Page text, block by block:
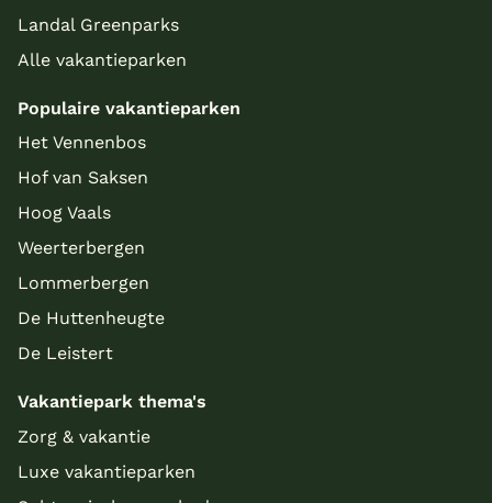
Landal Greenparks
Alle vakantieparken
Populaire vakantieparken
Het Vennenbos
Hof van Saksen
Hoog Vaals
Weerterbergen
Lommerbergen
De Huttenheugte
De Leistert
Vakantiepark thema's
Zorg & vakantie
Luxe vakantieparken